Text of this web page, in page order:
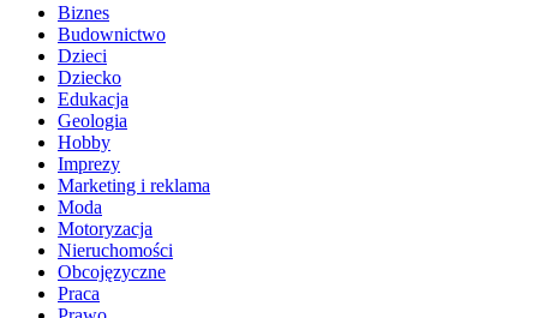
Biznes
Budownictwo
Dzieci
Dziecko
Edukacja
Geologia
Hobby
Imprezy
Marketing i reklama
Moda
Motoryzacja
Nieruchomości
Obcojęzyczne
Praca